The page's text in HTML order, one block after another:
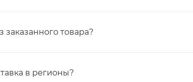
товара?
в регионы?